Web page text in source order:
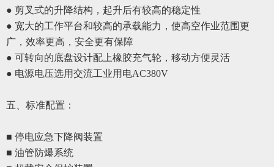
● 剪叉式的升降结构，起升后有较高的稳定性
● 宽大的工作平台和较高的承载能力，使高空作业范围更
广，效率更高，安全更有保障
● 可转向的底盘设计配上橡胶充气轮，移动方便灵活
● 电源电压选用交流工业用电AC380V
五、 标准配置 ：
■ 停电应急下降阀装置
■ 油管防爆系统